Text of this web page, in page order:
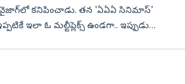
వైజాగ్‍‌లో కనిపించాడు. తన 'ఏఏఏ సినిమాస్'
ఇలా ఓ మల్టీప్లెక్స్ ఉండగా.. ఇప్పుడు